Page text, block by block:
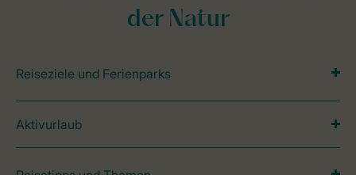
der Natur
Reiseziele und Ferienparks
Aktivurlaub